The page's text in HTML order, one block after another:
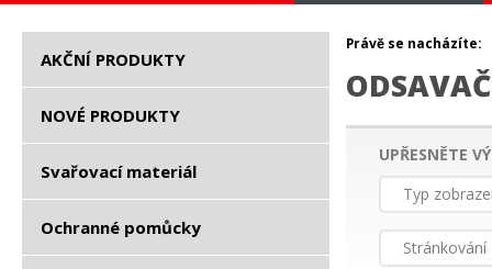
AKČNÍ PRODUKTY
NOVÉ PRODUKTY
Svařovací materiál
Ochranné pomůcky
Právě se nacházíte:
UPŘESNĚTE
Typ
Stránkování